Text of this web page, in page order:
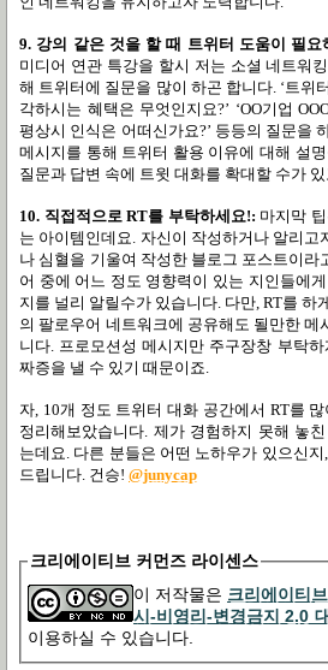
9. 강의 같은 것을 할 때 트위터 도움이 필요
미디어 연관 특강을 할시 저는 소셜 네트워
해 트위터에 질문을 많이 하곤 합니다 . ‘ 트위
각하시는 혜택은 무엇인지요?’ ‘OO기업
평상시 인식은 어떠신가요?’ 등등의 질문을
메시지를 통해 트위터 활용 이유에 대해 설
질문과 답변 속에 트윗 대화를 확대할 수가 있
10. 직접적으로 RT를 부탁하세요!: 마지막
는 아이템인데요 자신이 작성하거나 알리고
나 심혈을 기울여 작성한 블로그 포스트이라
어 중에 어느 정도 영향력이 있는 지인들에
지를 널리 알릴수가 있습니다 다만 , RT를 하
의 팔로우어 네트워크에 공유해도 될만한 메
니다 프로모션성 메시지만 주구장창 부탁하
짜증을 낼 수 있기 때문이죠
자 , 10개 정도 트위터 대화 공간에서 RT를 많
정리해보았습니다 제가 경험하지 못해 놓
는데요 다른 분들은 어떤 노하우가 있으신지
드립니다 건승! @junycap
크리에이티브 커먼즈 라이센스
이 저작물은 크리에이티
시-비영리-변경금지 2.0
이용하실 수 있습니다.